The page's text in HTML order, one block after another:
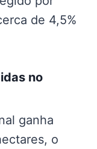
de 4,5%
no
ganha
o